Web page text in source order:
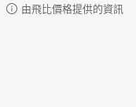
由飛比價格提供的資訊